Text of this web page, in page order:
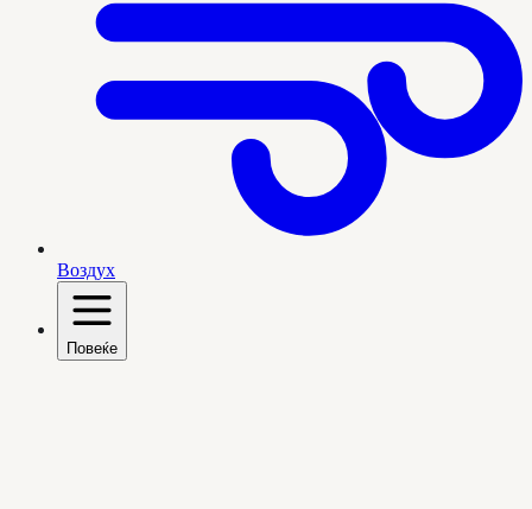
Воздух
Повеќе